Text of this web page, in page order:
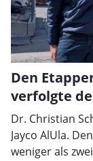
Den
verfolgte
Dr. Christian
Jayco AlUla.
weniger als